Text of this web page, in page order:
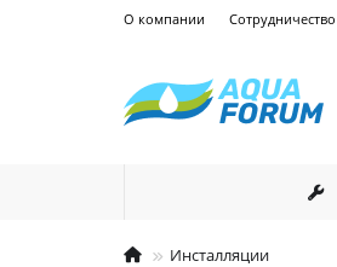
О компании Сотрудничество
Инсталляции